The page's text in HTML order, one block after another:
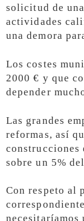
solicitud de
actividades
una demora
Los costes
2000 € y que
depender
Las grandes
reformas, así
construcciones
sobre un 5%
Con respeto al